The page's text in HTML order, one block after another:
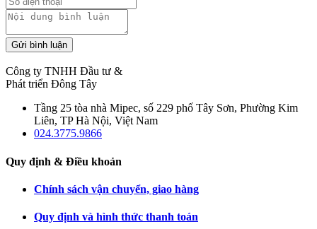
Gửi bình luận
Công ty TNHH Đầu tư &
Phát triển Đông Tây
Tầng 25 tòa nhà Mipec, số 229 phố Tây Sơn, Phường Kim
Liên, TP Hà Nội, Việt Nam
024.3775.9866
Quy định & Điều khoản
Chính sách vận chuyển, giao hàng
Quy định và hình thức thanh toán